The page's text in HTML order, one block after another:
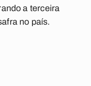
a terceira
no país.